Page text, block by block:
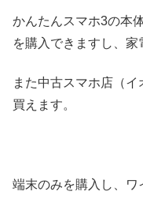
かんたんスマホ3の本
を購入できますし、家
また中古スマホ店（イ
買えます。
端末のみを購入し、ワ